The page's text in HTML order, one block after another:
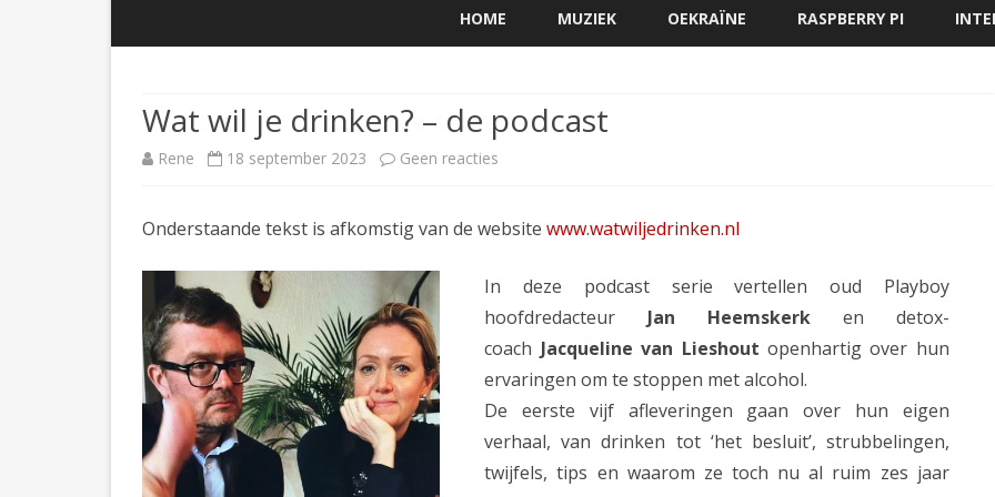
de
HOME MUZIEK OEKRAÏNE RASPBERRY PI
Wat wil je drinken? – de podcast
Rene 18 september 2023 Geen reacties
wil
drinken?
–
de
Onderstaande tekst is afkomstig van de website www.watwiljedrinken.nl
In deze
podcast serie vertellen oud Playboy
hoofdredacteur Jan Heemskerk en detox-
coach Jacqueline van Lieshout openhartig over hun
ervaringen om te stoppen met alcohol.
De eerste vijf afleveringen gaan over hun eigen
verhaal, van drinken tot ‘het besluit’, strubbelingen,
twijfels, tips en waarom ze toch nu al ruim zes jaar